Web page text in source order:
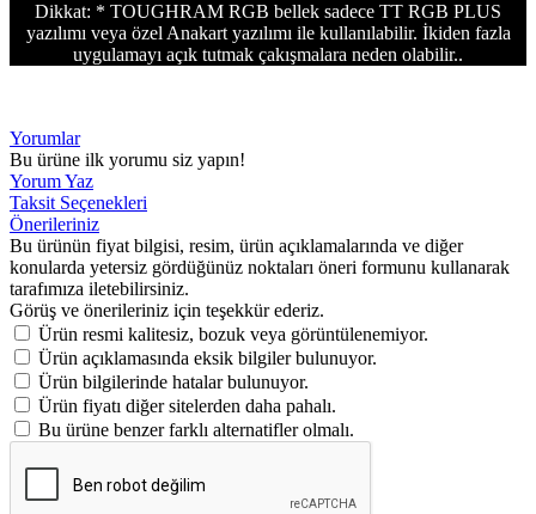
Dikkat: * TOUGHRAM RGB bellek sadece TT RGB PLUS
yazılımı veya özel Anakart yazılımı ile kullanılabilir. İkiden fazla
uygulamayı açık tutmak çakışmalara neden olabilir..
Yorumlar
Bu ürüne ilk yorumu siz yapın!
Yorum Yaz
Taksit Seçenekleri
Önerileriniz
Bu ürünün fiyat bilgisi, resim, ürün açıklamalarında ve diğer
konularda yetersiz gördüğünüz noktaları öneri formunu kullanarak
tarafımıza iletebilirsiniz.
Görüş ve önerileriniz için teşekkür ederiz.
Ürün resmi kalitesiz, bozuk veya görüntülenemiyor.
Ürün açıklamasında eksik bilgiler bulunuyor.
Ürün bilgilerinde hatalar bulunuyor.
Ürün fiyatı diğer sitelerden daha pahalı.
Bu ürüne benzer farklı alternatifler olmalı.